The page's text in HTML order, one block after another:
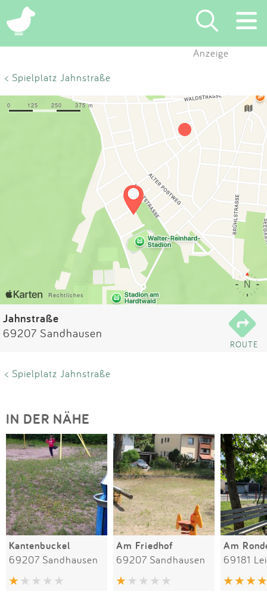
×
Suchen
Eintragen
App
Blog
Partner
Kontakt
Impressum
Anzeige
< Spielplatz Jahnstraße
Jahnstraße
69207 Sandhausen
ROUTE
< Spielplatz Jahnstraße
IN DER NÄHE
Kantenbuckel
69207 Sandhausen
Am Friedhof
69207 Sandhausen
Am
69181